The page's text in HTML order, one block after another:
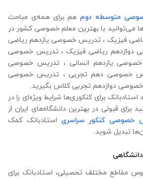
متوسطه دوم هم برای همه‌ی مباحث
می‌‌‌‌‌‌توانید با بهترین معلم خصوصی کشور در
فیزیک ، تدریس خصوصی یازدهم ریاضی
دوازدهم ریاضی فیزیک ، تدریس خصوصی
یازدهم انسانی ، تدریس خصوصی
خصوصی دهم تجربی ، تدریس خصوصی
دوازدهم تجربی کلاس بگیرید.
برای کنکوری‌ها شرایط ویژه‌ای را در
برای قبولی در بهترین دانشگاه‌های ایران از
خصوصی کنکور سراسری استادبانک کمک
تبدیل شوید.
مقاطع مختلف تحصیلی، استادبانک برای